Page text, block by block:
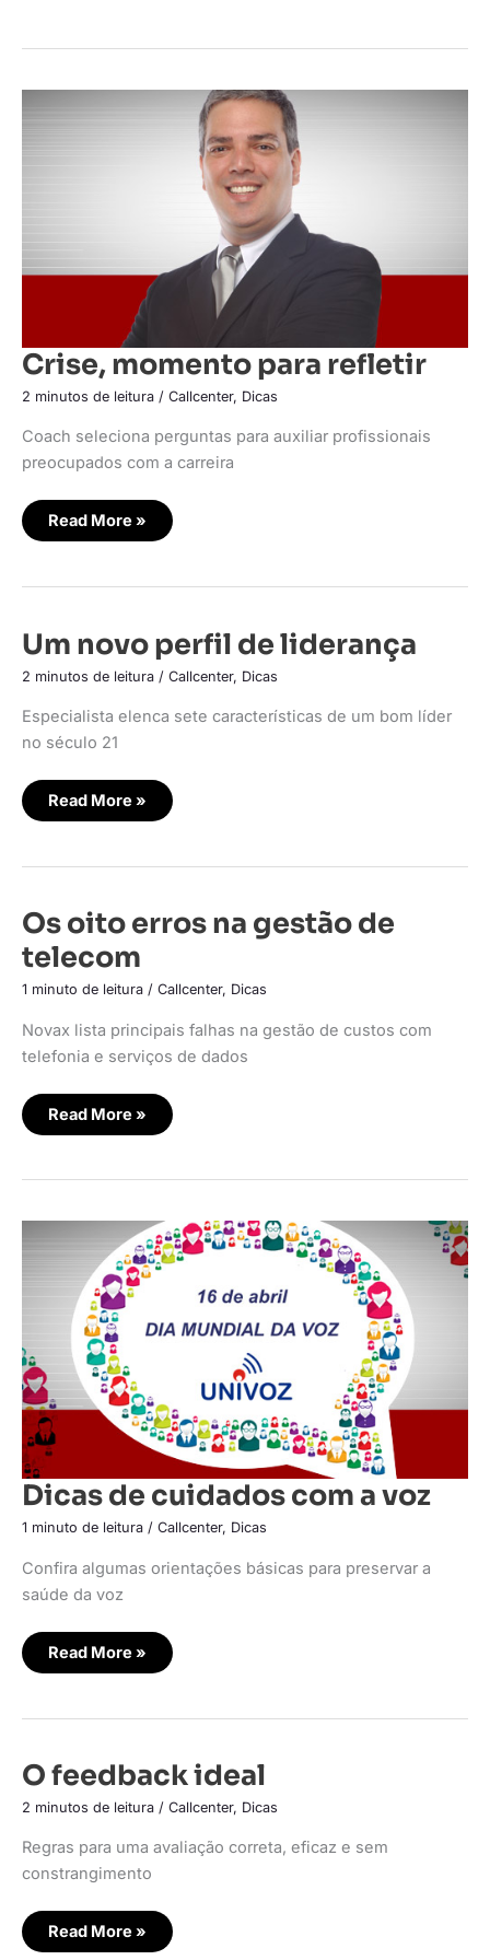
Crise, momento para refletir
2 minutos de leitura / Callcenter, Dicas
Coach seleciona perguntas para auxiliar profissionais
preocupados com a carreira
Crise,
Read More »
Um novo perfil de liderança
2 minutos de leitura / Callcenter, Dicas
Especialista elenca sete características de um bom líder
no século 21
Um
novo
de
Read More »
Os oito erros na gestão de
telecom
1 minuto de leitura / Callcenter, Dicas
Novax lista principais falhas na gestão de custos com
telefonia e serviços de dados
Os
oito
erros
na
gestão
de
Read More »
Dicas de cuidados com a voz
1 minuto de leitura / Callcenter, Dicas
Confira algumas orientações básicas para preservar a
saúde da voz
Dicas
cuidados
Read More »
O feedback ideal
2 minutos de leitura / Callcenter, Dicas
Regras para uma avaliação correta, eficaz e sem
constrangimento
O
feedback
Read More »